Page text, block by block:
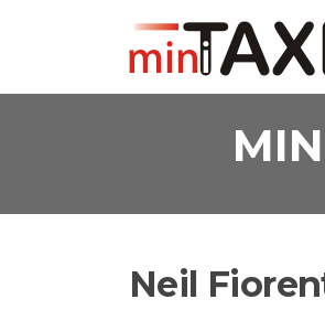
Neil